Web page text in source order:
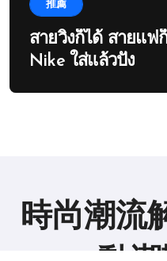
推薦
สายวิ่งก็ได้ สายแฟ
Nike ใส่แล้วปัง
時尚潮流